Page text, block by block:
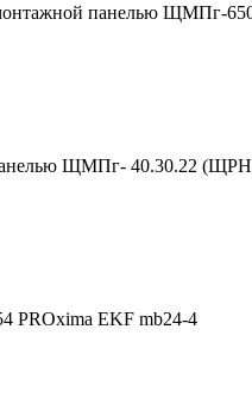
панелью ЩМПг-
ЩМПг- 40.30.22
EKF mb24-4